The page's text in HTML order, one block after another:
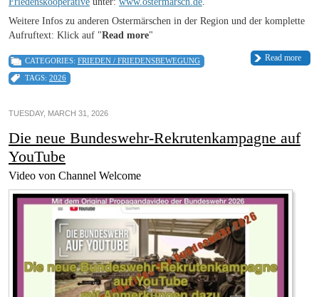
Weitere Infos zu anderen Ostermärschen in der Region und der komplette
Aufruftext: Klick auf "Read more"
Read more
CATEGORIES: FRIEDEN / FRIEDENSBEWEGUNG
TAGS: 2026
TUESDAY, MARCH 31, 2026
Die neue Bundeswehr-Rekrutenkampagne auf
YouTube
Video von Channel Welcome